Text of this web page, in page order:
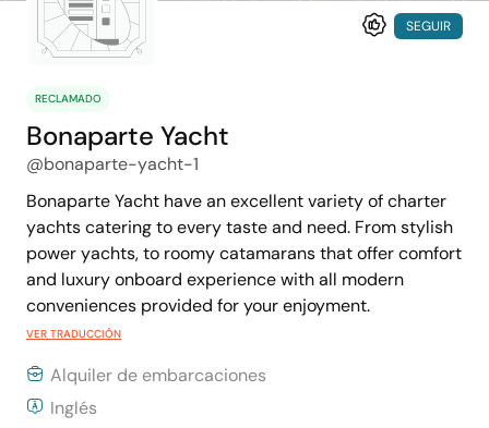
SEGUIR
RECLAMADO
Bonaparte Yacht
@bonaparte-yacht-1
Bonaparte Yacht have an excellent variety of charter
yachts catering to every taste and need. From stylish
power yachts, to roomy catamarans that offer comfort
and luxury onboard experience with all modern
conveniences provided for your enjoyment.
VER TRADUCCIÓN
Alquiler de embarcaciones
Inglés